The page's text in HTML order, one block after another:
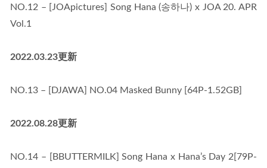
NO.12 – [JOApictures] Song Hana (송하나) x JOA 20. APR
Vol.1
2022.03.23更新
NO.13 – [DJAWA] NO.04 Masked Bunny [64P-1.52GB]
2022.08.28更新
NO.14 – [BBUTTERMILK] Song Hana x Hana’s Day 2[79P-